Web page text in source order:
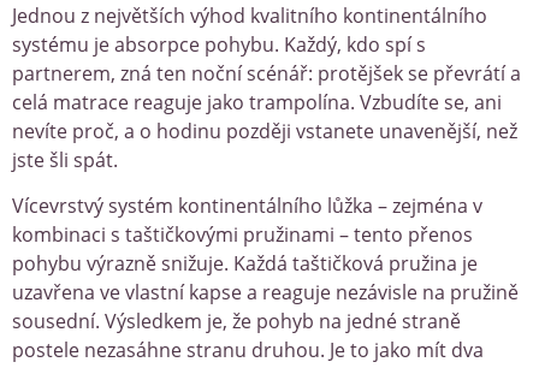
Jednou z největších výhod kvalitního kontinentálního
systému je absorpce pohybu. Každý, kdo spí s
partnerem, zná ten noční scénář: protějšek se převrátí a
celá matrace reaguje jako trampolína. Vzbudíte se, ani
nevíte proč, a o hodinu později vstanete unavenější, než
jste šli spát.
Vícevrstvý systém kontinentálního lůžka – zejména v
kombinaci s taštičkovými pružinami – tento přenos
pohybu výrazně snižuje. Každá taštičková pružina je
uzavřena ve vlastní kapse a reaguje nezávisle na pružině
sousední. Výsledkem je, že pohyb na jedné straně
postele nezasáhne stranu druhou. Je to jako mít dva